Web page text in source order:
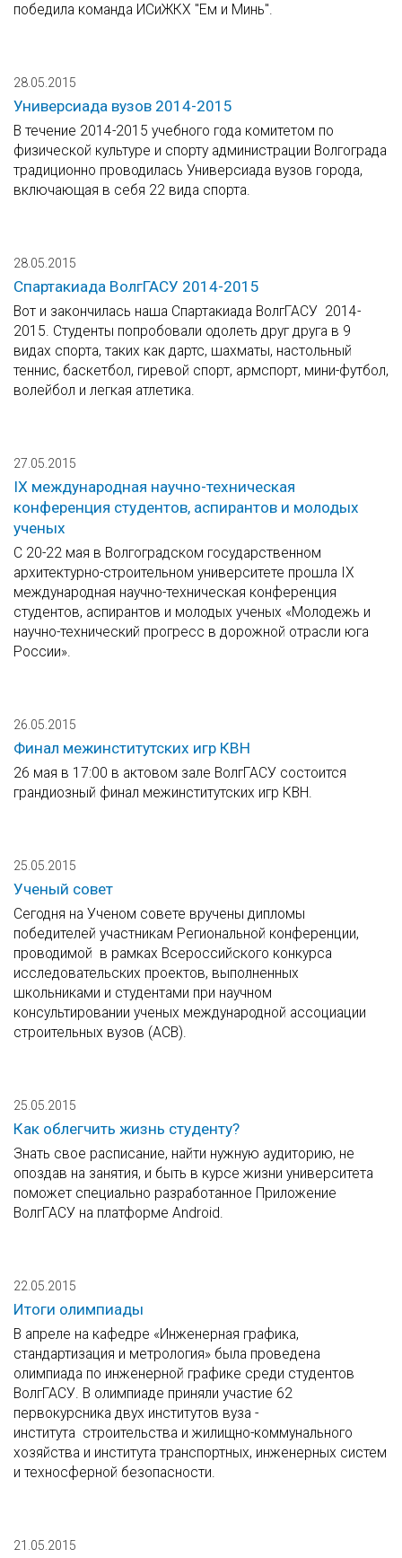
победила команда ИСиЖКХ "Ем и Минь".
28.05.2015
Универсиада вузов 2014-2015
В течение 2014-2015 учебного года комитетом по
физической культуре и спорту администрации Волгограда
традиционно проводилась Универсиада вузов города,
включающая в себя 22 вида спорта.
28.05.2015
Спартакиада ВолгГАСУ 2014-2015
Вот и закончилась наша Спартакиада ВолгГАСУ 2014-
2015. Студенты попробовали одолеть друг друга в 9
видах спорта, таких как дартс, шахматы, настольный
теннис, баскетбол, гиревой спорт, армспорт, мини-футбол,
волейбол и легкая атлетика.
27.05.2015
IX международная научно-техническая
конференция студентов, аспирантов и молодых
ученых
С 20-22 мая в Волгоградском государственном
архитектурно-строительном университете прошла IX
международная научно-техническая конференция
студентов, аспирантов и молодых ученых «Молодежь и
научно-технический прогресс в дорожной отрасли юга
России».
26.05.2015
Финал межинститутских игр КВН
26 мая в 17:00 в актовом зале ВолгГАСУ состоится
грандиозный финал межинститутских игр КВН.
25.05.2015
Ученый совет
Сегодня на Ученом совете вручены дипломы
победителей участникам Региональной конференции,
проводимой в рамках Всероссийского конкурса
исследовательских проектов, выполненных
школьниками и студентами при научном
консультировании ученых международной ассоциации
строительных вузов (АСВ).
25.05.2015
Как облегчить жизнь студенту?
Знать свое расписание, найти нужную аудиторию, не
опоздав на занятия, и быть в курсе жизни университета
поможет специально разработанное Приложение
ВолгГАСУ на платформе Android.
22.05.2015
Итоги олимпиады
В апреле на кафедре «Инженерная графика,
стандартизация и метрология» была проведена
олимпиада по инженерной графике среди студентов
ВолгГАСУ. В олимпиаде приняли участие 62
первокурсника двух институтов вуза -
института строительства и жилищно-коммунального
хозяйства и института транспортных, инженерных систем
и техносферной безопасности.
21.05.2015